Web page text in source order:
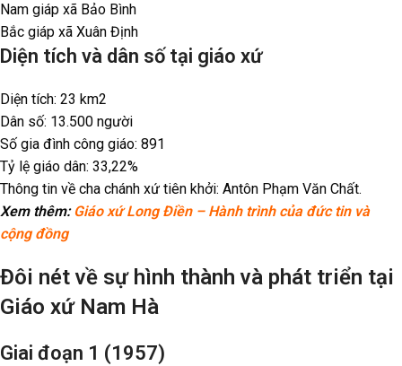
Nam giáp xã Bảo Bình
Bắc giáp xã Xuân Định
Diện tích và dân số tại giáo xứ
Diện tích: 23 km2
Dân số: 13.500 người
Số gia đình công giáo: 891
Tỷ lệ giáo dân: 33,22%
Thông tin về cha chánh xứ tiên khởi: Antôn Phạm Văn Chất.
Xem thêm:Giáo xứ Long Điền – Hành trình của đức tin và
cộng đồng
Đôi nét về sự hình thành và phát triển tại
Giáo xứ Nam Hà
Giai đoạn 1 (1957)